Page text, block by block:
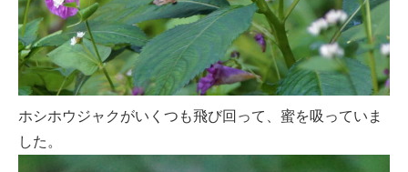
ホシホウジャクがいくつも飛び回って、蜜を吸っていま
した。